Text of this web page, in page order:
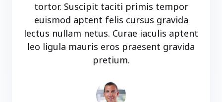
tortor. Suscipit taciti primis tempor
euismod aptent felis cursus gravida
lectus nullam netus. Curae iaculis aptent
leo ligula mauris eros praesent gravida
pretium.